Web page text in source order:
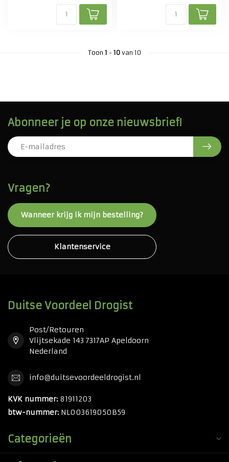
Toon 1 - 10van 10
Vragen?
Wanneer krijg ik mijn bestelling?
Klantenservice
Abonneer je op onze nieuwsbrief!
Duitse Voordeel Drogist
Post/Retouren
Vlijtsekade 143 7317AP Apeldoorn
Nederland
info@duitsevoordeeldrogist.nl
KVK nummer: 81911203
btw-nummer: NL003619050B59
Categorieën